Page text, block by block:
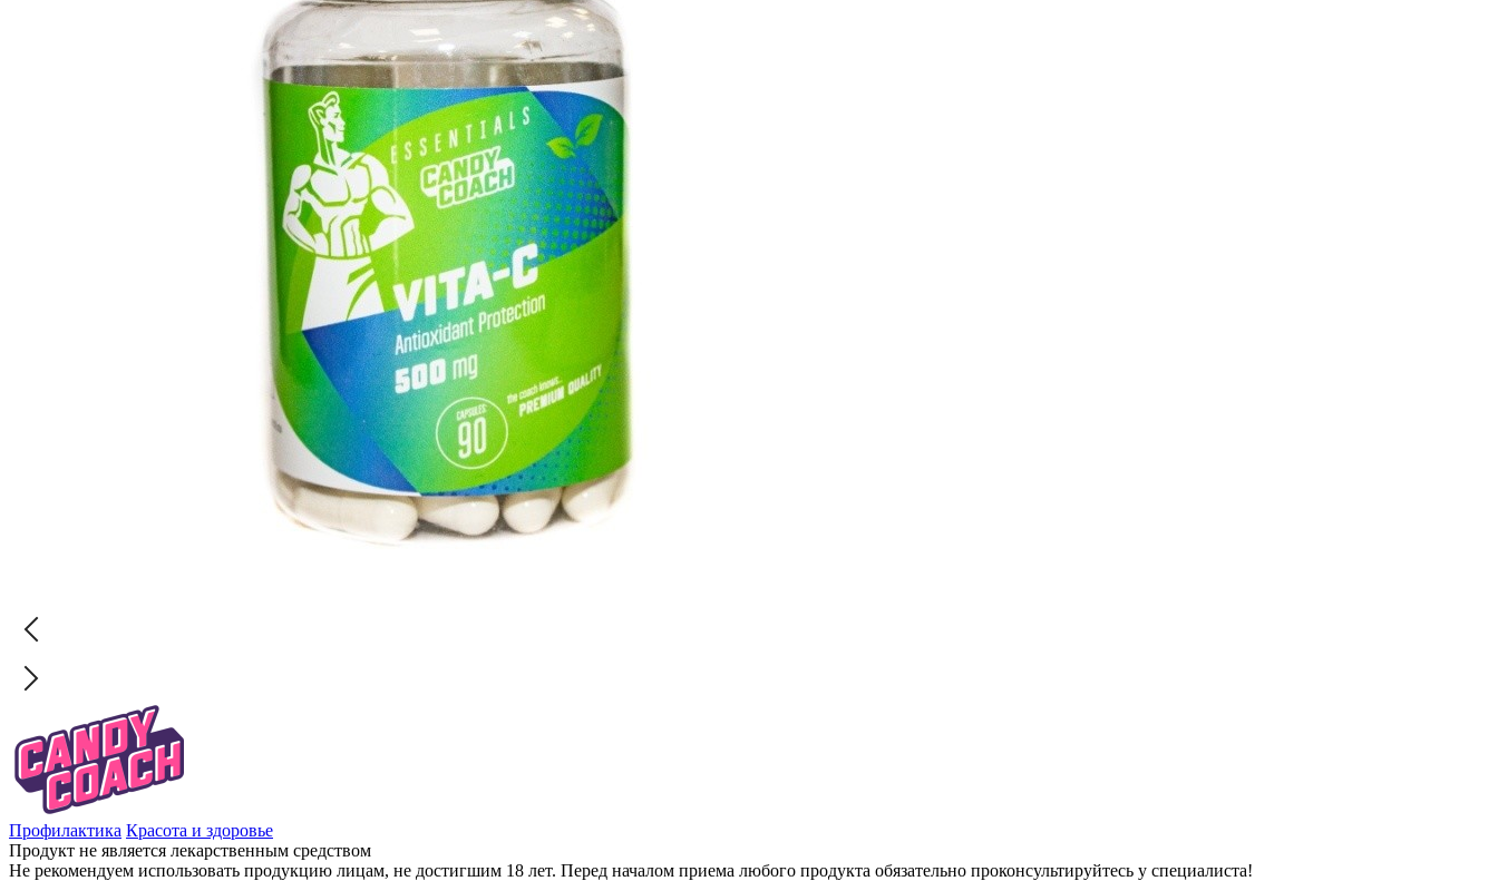
Профилактика Красота и здоровье
Продукт не является лекарственным средством
Не рекомендуем использовать продукцию лицам, не достигшим 18 лет. Перед началом приема любого продукта обязательно проконсультируйтесь у специалиста!